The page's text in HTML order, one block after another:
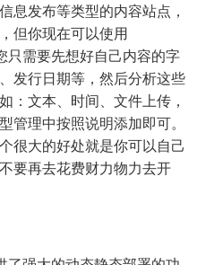
息发布等类型的内容站点，
但你现在可以使用
只需要先想好自己内容的字
发行日期等，然后分析这些
：文本、时间、文件上传，
管理中按照说明添加即可。
大的好处就是你可以自己
要再去花费财力物力去开